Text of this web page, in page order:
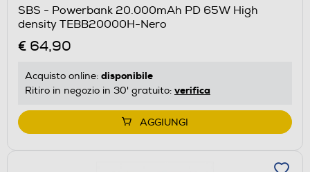
SBS - Powerbank 20.000mAh PD 65W High
density TEBB20000H-Nero
€ 64,90
Acquisto online: disponibile
Ritiro in negozio in 30' gratuito: verifica
AGGIUNGI